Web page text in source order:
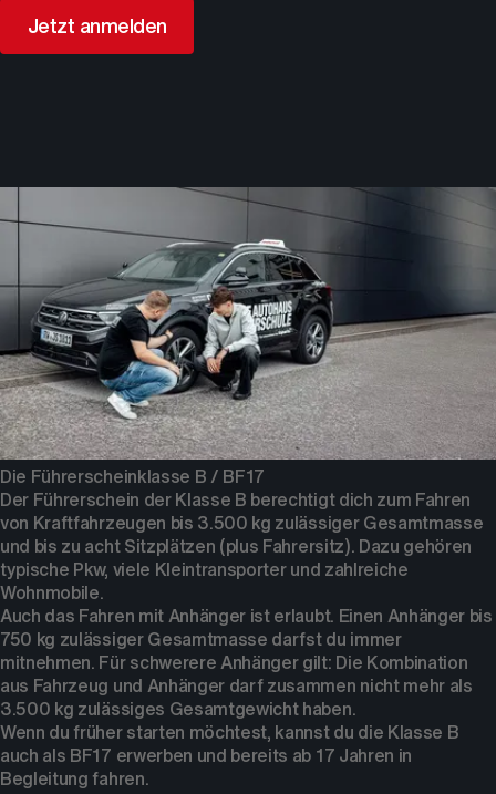
Jetzt anmelden
Die Führerscheinklasse B / BF17
Der Führerschein der Klasse B berechtigt dich zum Fahren
von Kraftfahrzeugen bis 3.500 kg zulässiger Gesamtmasse
und bis zu acht Sitzplätzen (plus Fahrersitz). Dazu gehören
typische Pkw, viele Kleintransporter und zahlreiche
Wohnmobile.
Auch das Fahren mit Anhänger ist erlaubt. Einen Anhänger bis
750 kg zulässiger Gesamtmasse darfst du immer
mitnehmen. Für schwerere Anhänger gilt: Die Kombination
aus Fahrzeug und Anhänger darf zusammen nicht mehr als
3.500 kg zulässiges Gesamtgewicht haben.
Wenn du früher starten möchtest, kannst du die Klasse B
auch als BF17 erwerben und bereits ab 17 Jahren in
Begleitung fahren.